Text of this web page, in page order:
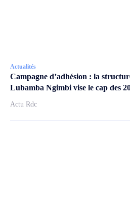
Actualités
Campagne d’adhésion : la
Lubamba Ngimbi vise le cap des
Actu Rdc